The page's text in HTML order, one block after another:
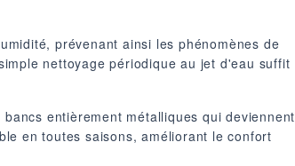
prévenant ainsi les phénomènes de
nettoyage périodique au jet d'eau suffit
entièrement métalliques qui deviennent
en toutes saisons, améliorant le confort